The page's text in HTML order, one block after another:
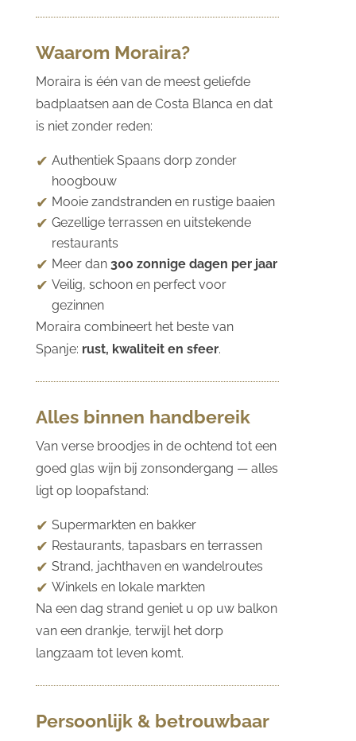
Waarom Moraira?
Moraira is één van de meest geliefde
badplaatsen aan de Costa Blanca en dat
is niet zonder reden:
Authentiek Spaans dorp zonder
hoogbouw
Mooie zandstranden en rustige baaien
Gezellige terrassen en uitstekende
restaurants
Meer dan 300 zonnige dagen per jaar
Veilig, schoon en perfect voor
gezinnen
Moraira combineert het beste van
Spanje: rust, kwaliteit en sfeer.
Alles binnen handbereik
Van verse broodjes in de ochtend tot een
goed glas wijn bij zonsondergang — alles
ligt op loopafstand:
Supermarkten en bakker
Restaurants, tapasbars en terrassen
Strand, jachthaven en wandelroutes
Winkels en lokale markten
Na een dag strand geniet u op uw balkon
van een drankje, terwijl het dorp
langzaam tot leven komt.
Persoonlijk & betrouwbaar